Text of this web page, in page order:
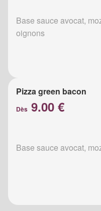
Base sauce avocat,
oignons
Pizza green bacon
Dès 9.00 €
Base sauce avocat,